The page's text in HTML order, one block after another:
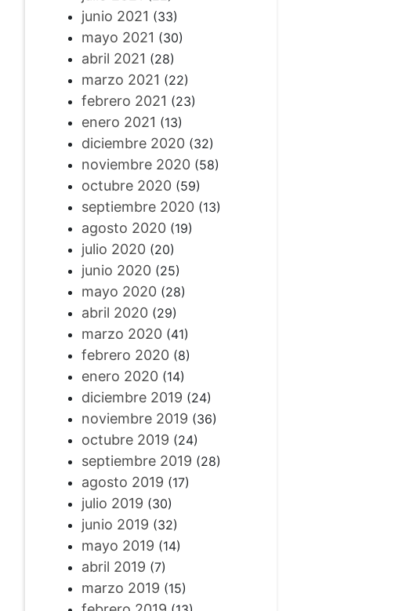
junio 2021 (33)
mayo 2021 (30)
abril 2021 (28)
marzo 2021 (22)
febrero 2021 (23)
enero 2021 (13)
diciembre 2020(32)
noviembre 2020(58)
octubre 2020(59)
septiembre 2020(13)
agosto 2020(19)
julio 2020(20)
junio 2020(25)
mayo 2020(28)
abril 2020(29)
marzo 2020(41)
febrero 2020(8)
enero 2020(14)
diciembre 2019 (24)
noviembre 2019 (36)
octubre 2019 (24)
septiembre 2019 (28)
agosto 2019 (17)
julio 2019 (30)
junio 2019 (32)
mayo 2019 (14)
abril 2019 (7)
marzo 2019 (15)